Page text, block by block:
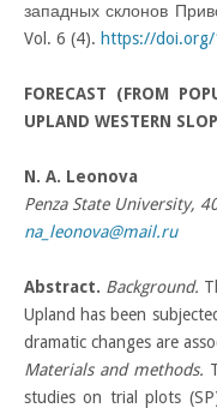
западных склонов
Vol. 6 (4). https://
FORECAST (FROM
UPLAND WESTERN
N. A. Leonova
Penza State University,
na_leonova@mail.ru
Abstract. Background.
Upland has been
dramatic changes are
Materials and methods.
studies on trial plots